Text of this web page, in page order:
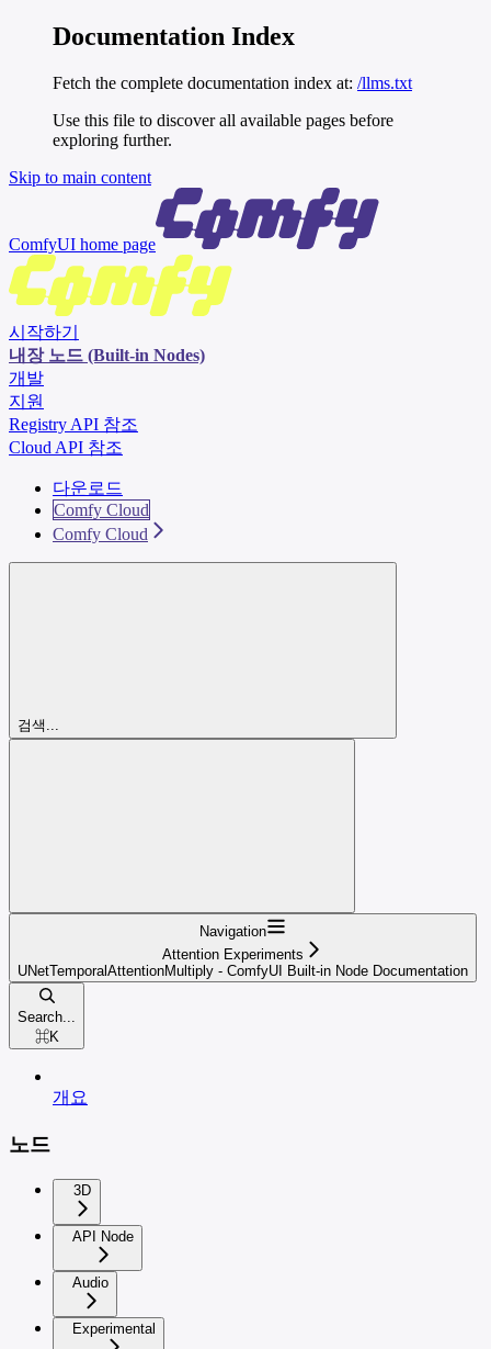
Documentation Index
Fetch the complete documentation index at: /llms.txt
Use this file to discover all available pages before
exploring further.
Skip to main content
ComfyUI home page
시작하기
내장 노드 (Built-in Nodes)
개발
지원
Registry API 참조
Cloud API 참조
다운로드
Comfy Cloud
Comfy Cloud
검색...
Navigation
Attention Experiments
UNetTemporalAttentionMultiply - ComfyUI Built-in Node Documentation
Search...
⌘K
개요
노드
3D
API Node
Audio
Experimental